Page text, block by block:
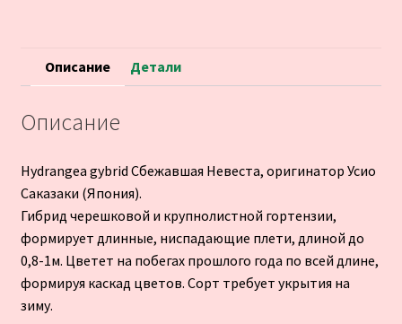
Описание Детали
Описание
Hydrangea gybrid Сбежавшая Невеста, оригинатор Усио
Саказаки (Япония).
Гибрид черешковой и крупнолистной гортензии,
формирует длинные, ниспадающие плети, длиной до
0,8-1м. Цветет на побегах прошлого года по всей длине,
формируя каскад цветов. Сорт требует укрытия на
зиму.